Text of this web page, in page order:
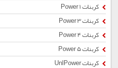
کربنات Power 1
کربنات Power 3
کربنات Power 4
کربنات Power 5
کربنات UnlPower